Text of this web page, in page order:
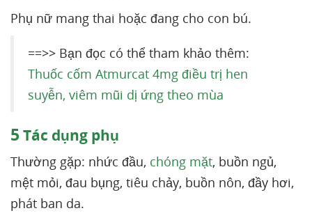
Phụ nữ mang thai hoặc đang cho con bú.
==>> Bạn đọc có thể tham khảo thêm:
Thuốc cốm Atmurcat 4mg điều trị hen
suyễn, viêm mũi dị ứng theo mùa
5 Tác dụng phụ
Thường gặp: nhức đầu, chóng mặt, buồn ngủ,
mệt mỏi, đau bụng, tiêu chảy, buồn nôn, đầy hơi,
phát ban da.